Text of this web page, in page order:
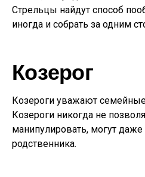
Стрельцы найдут способ
иногда и собрать за одним
Козерог
Козероги уважают
Козероги никогда не
манипулировать, могут даже
родственника.